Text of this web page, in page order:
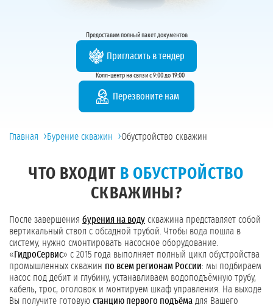
Предоставим полный пакет документов
Пригласить в тендер
Колл-центр на связи с 9:00 до 19:00
Перезвоните нам
Главная ›Бурение скважин ›Обустройство скважин
ЧТО ВХОДИТ В ОБУСТРОЙСТВО
СКВАЖИНЫ?
После завершения бурения на воду скважина представляет собой
вертикальный ствол с обсадной трубой. Чтобы вода пошла в
систему, нужно смонтировать насосное оборудование.
«ГидроСервис» с 2015 года выполняет полный цикл обустройства
промышленных скважин по всем регионам России: мы подбираем
насос под дебит и глубину, устанавливаем водоподъёмную трубу,
кабель, трос, оголовок и монтируем шкаф управления. На выходе
Вы получите готовую станцию первого подъёма для Вашего